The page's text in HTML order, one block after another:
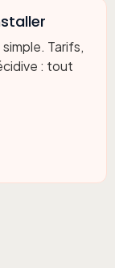
Tarifs,
: tout